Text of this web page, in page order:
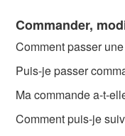
Commander,
Comment passer
Puis-je passer
Ma commande a-t-
Comment puis-je